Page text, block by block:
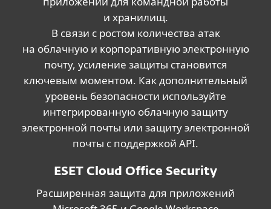
и хранилищ.
В связи с ростом количества атак
на облачную и корпоративную электронную
почту, усиление защиты становится
ключевым моментом. Как дополнительный
уровень безопасности используйте
интегрированную облачную защиту
электронной почты или защиту электронной
почты с поддержкой API.
ESET Cloud Office Security
Расширенная защита для приложений